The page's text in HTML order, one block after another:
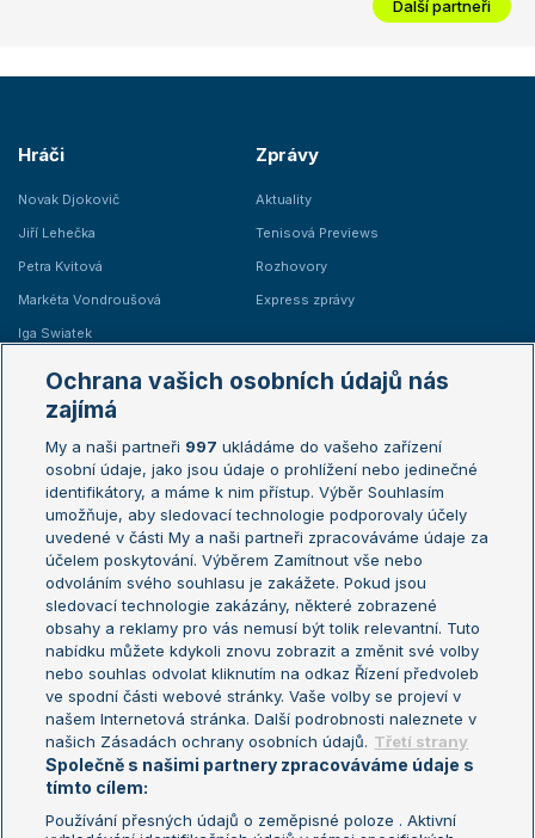
Další partneři
Hráči
Novak Djokovič
Jiří Lehečka
Petra Kvitová
Markéta Vondroušová
Iga Swiatek
Zprávy
Aktuality
Tenisová Previews
Rozhovory
Express zprávy
Žebříčky
Žebříček ATP (muži)
Žebříček WTA (ženy)
Sázkařský žebříček
Australian Open
French Open
Wimbledon
US Open
Turnaj mistrů
Turnaj mistryň
Aktualní trendy
Fotbalové přestupy
Livesport Daily
LS Prague Open
Ochrana vašich osobních údajů nás
zajímá
My a naši partneři 997 ukládáme do vašeho zařízení
osobní údaje, jako jsou údaje o prohlížení nebo jedinečné
identifikátory, a máme k nim přístup. Výběr Souhlasím
umožňuje, aby sledovací technologie podporovaly účely
uvedené v části My a naši partneři zpracováváme údaje za
účelem poskytování. Výběrem Zamítnout vše nebo
odvoláním svého souhlasu je zakážete. Pokud jsou
sledovací technologie zakázány, některé zobrazené
obsahy a reklamy pro vás nemusí být tolik relevantní. Tuto
nabídku můžete kdykoli znovu zobrazit a změnit své volby
nebo souhlas odvolat kliknutím na odkaz Řízení předvoleb
ve spodní části webové stránky. Vaše volby se projeví v
našem Internetová stránka. Další podrobnosti naleznete v
našich Zásadách ochrany osobních údajů. Třetí strany
Společně s našimi partnery zpracováváme údaje s
tímto cílem:
Používání přesných údajů o zeměpisné poloze . Aktivní